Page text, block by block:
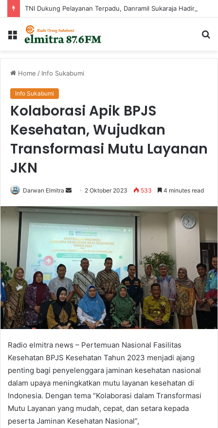
Menu
Home / Info Sukabumi
Info Sukabumi
Kolaborasi Apik BPJS
Kesehatan, Wujudkan
Transformasi Mutu Layanan
JKN
Darwan Elmitra
Send
email
2 Oktober 2023 533 4 minutes read
Radio elmitra news – Pertemuan Nasional Fasilitas
Kesehatan BPJS Kesehatan Tahun 2023 menjadi ajang
penting bagi penyelenggara jaminan kesehatan nasional
dalam upaya meningkatkan mutu layanan kesehatan di
Indonesia. Dengan tema “Kolaborasi dalam Transformasi
Mutu Layanan yang mudah, cepat, dan setara kepada
peserta Jaminan Kesehatan Nasional”,